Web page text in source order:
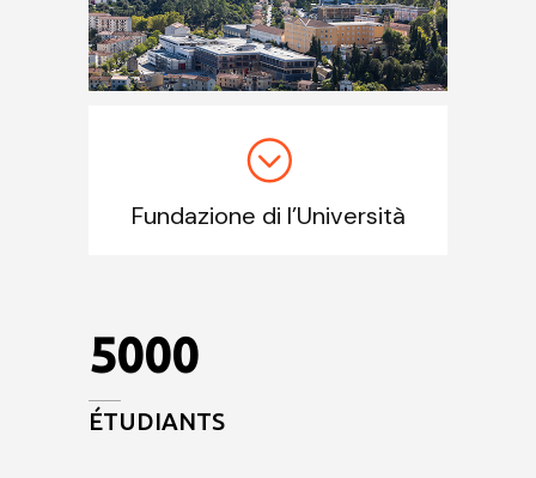
Fundazione di l’Università
5000
ÉTUDIANTS